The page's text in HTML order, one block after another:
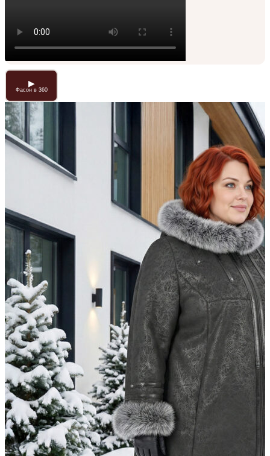
▶
Фасон в 360